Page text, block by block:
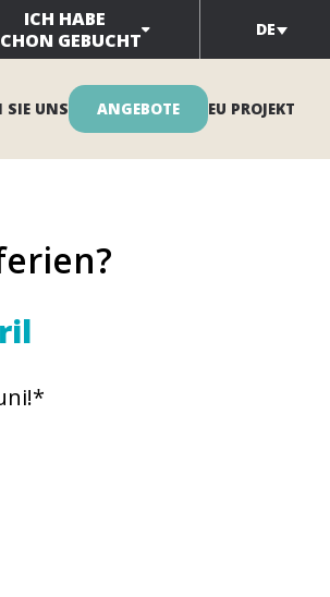
ICH HABE
GEBUCHT
DE
SIE UNS ANGEBOTE EU PROJEKT